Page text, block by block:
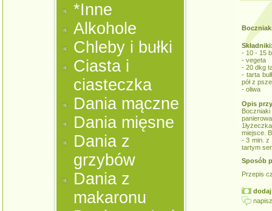
*Inne
Alkohole
Chleby i bułki
Ciasta i
ciasteczka
Dania mączne
Dania mięsne
Dania z
grzybów
Dania z
makaronu
- 10 - 15
- vegeta
- 20 dkg
- tarta
pół z
- oliwa
Opis
miejsce.
- 3 min. z
tartym
Sposób
Przepis